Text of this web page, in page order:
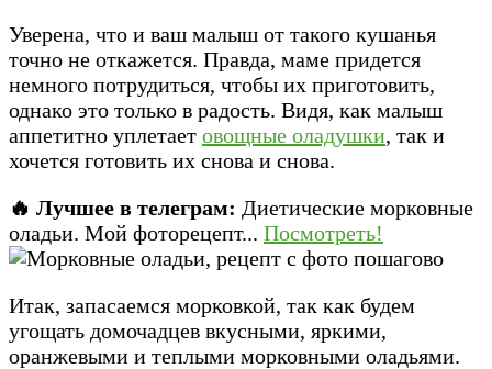
Уверена, что и ваш малыш от такого кушанья
точно не откажется. Правда, маме придется
немного потрудиться, чтобы их приготовить,
однако это только в радость. Видя, как малыш
аппетитно уплетает овощные оладушки, так и
хочется готовить их снова и снова.
🔥 Лучшее в телеграм: Диетические морковные
оладьи. Мой фоторецепт... Посмотреть!
Итак, запасаемся морковкой, так как будем
угощать домочадцев вкусными, яркими,
оранжевыми и теплыми морковными оладьями.